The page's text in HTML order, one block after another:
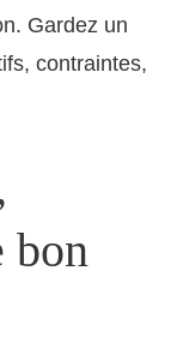
Gardez un
contraintes,
bon